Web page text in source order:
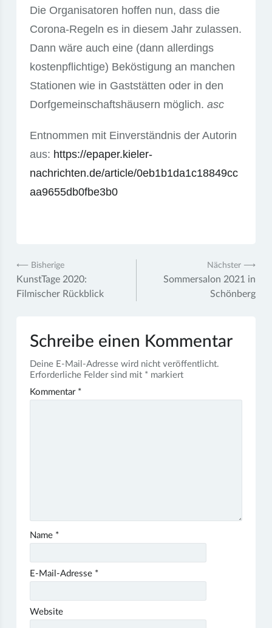
Die Organisatoren hoffen nun, dass die
Corona-Regeln es in diesem Jahr zulassen.
Dann wäre auch eine (dann allerdings
kostenpflichtige) Beköstigung an manchen
Stationen wie in Gaststätten oder in den
Dorfgemeinschaftshäusern möglich.asc
Entnommen mit Einverständnis der Autorin
aus: https://epaper.kieler-
nachrichten.de/article/0eb1b1da1c18849cc
aa9655db0fbe3b0
Beitragsnavigation
⟵ Bisherige
KunstTage 2020:
Filmischer Rückblick
Nächster ⟶
Sommersalon 2021 in
Schönberg
Schreibe einen Kommentar
Deine E-Mail-Adresse wird nicht veröffentlicht.
Erforderliche Felder sind mit * markiert
Kommentar *
Name *
E-Mail-Adresse *
Website